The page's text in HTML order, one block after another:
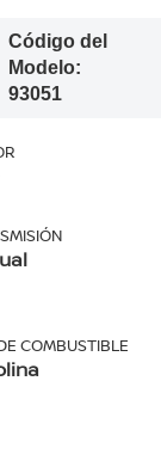
Código del
Modelo:
93051
COMBUSTIBLE